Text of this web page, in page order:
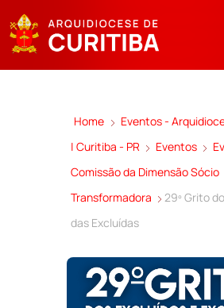
Home
Eventos -
| Curitiba - PR
Eventos
Comissão da Dimensão Sócio
Transformadora
29º Grito
das Excluídas